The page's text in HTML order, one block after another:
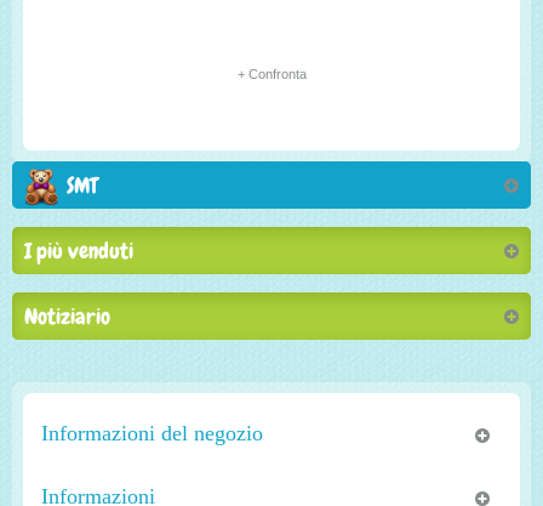
+ Confronta
SMT
I più venduti
Notiziario
Informazioni del negozio
Informazioni